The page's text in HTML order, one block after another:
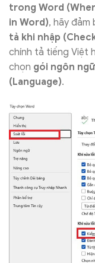
trong Word
in Word), hãy
tả khi nhập
chính tả tiếng Việt
chọn gói ngôn
(Language).